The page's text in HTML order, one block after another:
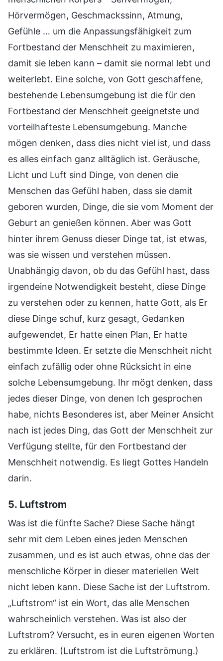
Hörvermögen, Geschmackssinn, Atmung,
Gefühle … um die Anpassungsfähigkeit zum
Fortbestand der Menschheit zu maximieren,
damit sie leben kann – damit sie normal lebt und
weiterlebt. Eine solche, von Gott geschaffene,
bestehende Lebensumgebung ist die für den
Fortbestand der Menschheit geeignetste und
vorteilhafteste Lebensumgebung. Manche
mögen denken, dass dies nicht viel ist, und dass
es alles einfach ganz alltäglich ist. Geräusche,
Licht und Luft sind Dinge, von denen die
Menschen das Gefühl haben, dass sie damit
geboren wurden, Dinge, die sie vom Moment der
Geburt an genießen können. Aber was Gott
hinter ihrem Genuss dieser Dinge tat, ist etwas,
was sie wissen und verstehen müssen.
Unabhängig davon, ob du das Gefühl hast, dass
irgendeine Notwendigkeit besteht, diese Dinge
zu verstehen oder zu kennen, hatte Gott, als Er
diese Dinge schuf, kurz gesagt, Gedanken
aufgewendet, Er hatte einen Plan, Er hatte
bestimmte Ideen. Er setzte die Menschheit nicht
einfach zufällig oder ohne Rücksicht in eine
solche Lebensumgebung. Ihr mögt denken, dass
jedes dieser Dinge, von denen Ich gesprochen
habe, nichts Besonderes ist, aber Meiner Ansicht
nach ist jedes Ding, das Gott der Menschheit zur
Verfügung stellte, für den Fortbestand der
Menschheit notwendig. Es liegt Gottes Handeln
darin.
5. Luftstrom
Was ist die fünfte Sache? Diese Sache hängt
sehr mit dem Leben eines jeden Menschen
zusammen, und es ist auch etwas, ohne das der
menschliche Körper in dieser materiellen Welt
nicht leben kann. Diese Sache ist der Luftstrom.
„Luftstrom“ ist ein Wort, das alle Menschen
wahrscheinlich verstehen. Was ist also der
Luftstrom? Versucht, es in euren eigenen Worten
zu erklären. (Luftstrom ist die Luftströmung.)